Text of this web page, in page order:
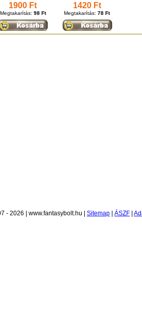
1900 Ft
Megtakarítás: 98 Ft
1420 Ft
Megtakarítás:78 Ft
- 2026 | www.fantasybolt.hu | Sitemap ÁSZF